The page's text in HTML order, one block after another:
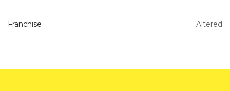
Franchise Altered